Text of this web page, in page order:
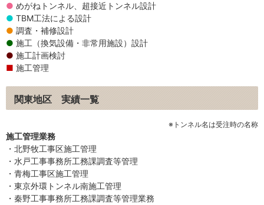
めがねトンネル、超接近トンネル設計
TBM工法による設計
調査・補修設計
施工（換気設備・非常用施設）設計
施工計画検討
施工管理
関東地区 実績一覧
※トンネル名は受注時の名称
施工管理業務
・北野牧工事区施工管理
・水戸工事事務所工務課調査等管理
・青梅工事区施工管理
・東京外環トンネル南施工管理
・秦野工事事務所工務課調査等管理業務